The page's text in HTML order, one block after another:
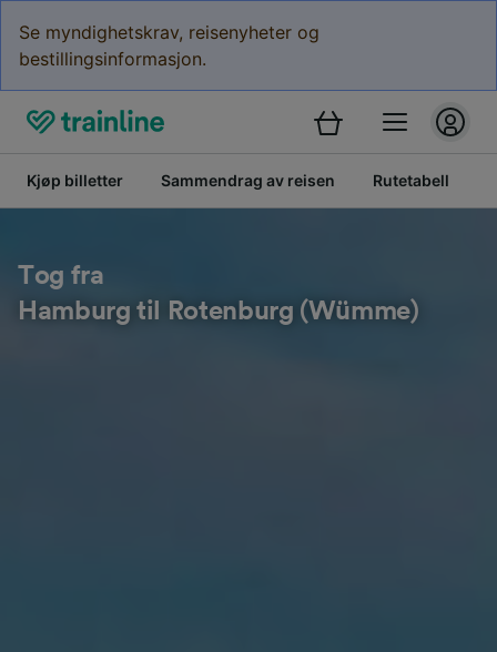
Se myndighetskrav, reisenyheter og
bestillingsinformasjon.
Kjøp billetter Sammendrag av reisen Rutetabell
Tog fra
Hamburg til Rotenburg (Wümme)